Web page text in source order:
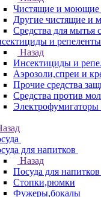
Чистящие и моющие
Другие чистящие и
Средства для мытья
и репеленты
Назад
Инсектициды и
Аэрозоли,спреи и
Прочие средства
Средства против
Электрофумигаторы
для напитков
Назад
Посуда для напитков
Стопки,рюмки
Фужеры,бокалы